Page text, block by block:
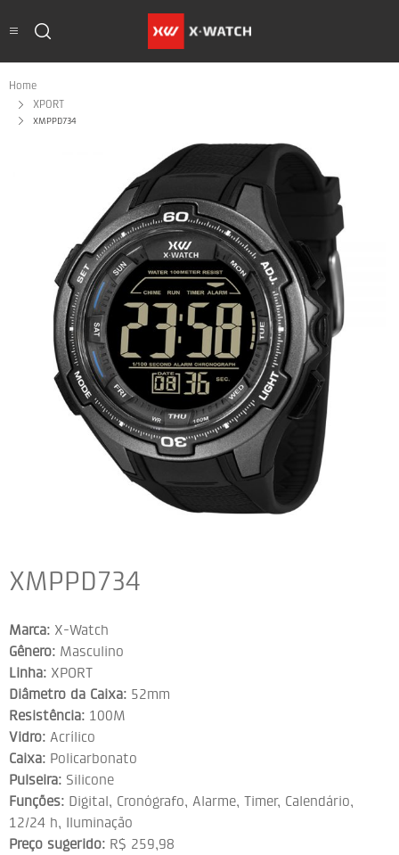
Home
XPORT
XMPPD734
XMPPD734
Marca: X-Watch
Gênero: Masculino
Linha: XPORT
Diâmetro da Caixa: 52mm
Resistência: 100M
Vidro: Acrílico
Caixa: Policarbonato
Pulseira: Silicone
Funções: Digital, Cronógrafo, Alarme, Timer, Calendário,
12/24 h, Iluminação
Preço sugerido: R$ 259,98